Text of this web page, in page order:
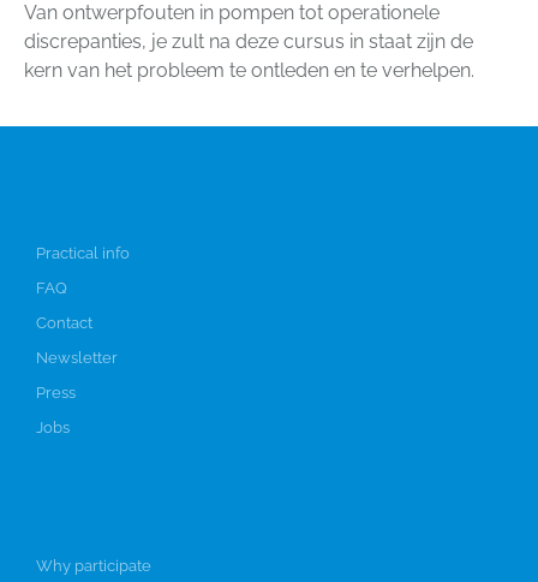
Van ontwerpfouten in pompen tot operationele
discrepanties, je zult na deze cursus in staat zijn de
kern van het probleem te ontleden en te verhelpen.
Practical info
FAQ
Contact
Newsletter
Press
Jobs
Why participate